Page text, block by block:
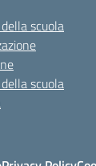
scuola
scuola